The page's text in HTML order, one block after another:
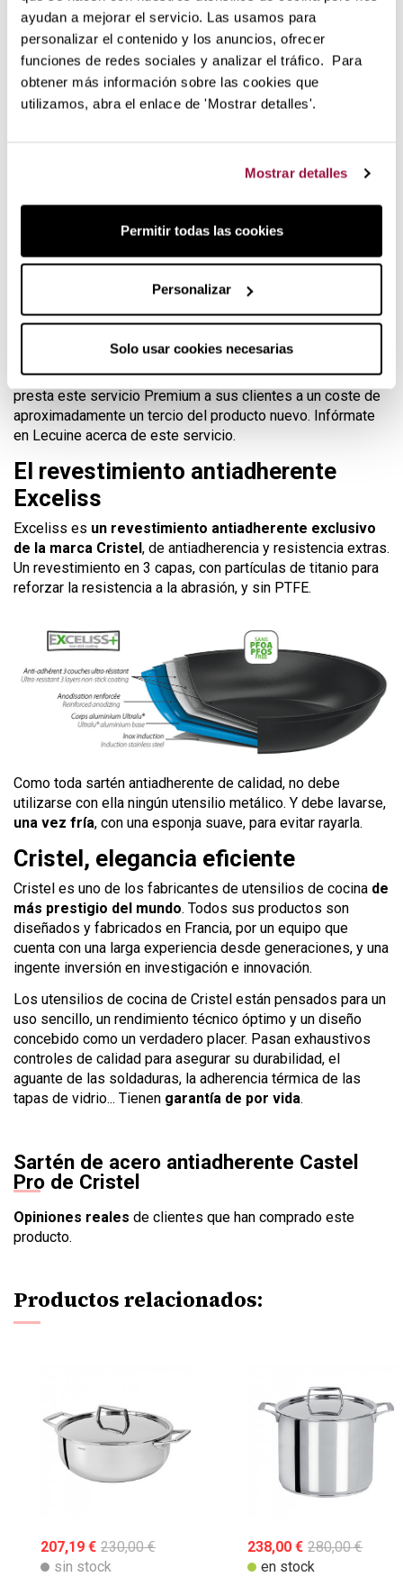
ayudan a mejorar el servicio. Las usamos para
personalizar el contenido y los anuncios, ofrecer
funciones de redes sociales y analizar el tráfico. Para
obtener más información sobre las cookies que
utilizamos, abra el enlace de 'Mostrar detalles'.
Mostrar detalles
Permitir todas las cookies
Personalizar
Solo usar cookies necesarias
disponibles en varias medidas:
Diámetro 20 cm., altura: 3,5 cm., diámetro base: 14,5
cm. y peso 0,87 kg.
Diámetro 24 cm., altura: 4 cm., diámetro base: 18,5 cm.
y peso 1,24 kg.
Diámetro 28 cm., altura: 4 cm., diámetro base: 22,5 cm.
y peso 2,6 kg.
El exclusivo servicio de re-
acondicionamiento
Los clientes de Cristel cuentan con todo el respaldo y
reacondicionar el antiadherente
de acero de la sartén por un golpe o mal uso, la marca
presta este servicio Premium a sus clientes a un coste de
aproximadamente un tercio del producto nuevo. Infórmate
en Lecuine acerca de este servicio.
El revestimiento antiadherente
Exceliss
Exceliss es un revestimiento antiadherente exclusivo
de la marca Cristel, de antiadherencia y resistencia extras.
Un revestimiento en 3 capas, con partículas de titanio para
reforzar la resistencia a la abrasión, y sin PTFE.
Como toda sartén antiadherente de calidad, no debe
utilizarse con ella ningún utensilio metálico. Y debe lavarse,
una vez fría, con una esponja suave, para evitar rayarla.
Cristel, elegancia eficiente
Cristel es uno de los fabricantes de utensilios de cocina de
más prestigio del mundo. Todos sus productos son
diseñados y fabricados en Francia, por un equipo que
cuenta con una larga experiencia desde generaciones, y una
ingente inversión en investigación e innovación.
Los utensilios de cocina de Cristel están pensados para un
uso sencillo, un rendimiento técnico óptimo y un diseño
concebido como un verdadero placer. Pasan exhaustivos
controles de calidad para asegurar su durabilidad, el
aguante de las soldaduras, la adherencia térmica de las
tapas de vidrio... Tienen garantía de por vida.
Sartén de acero antiadherente Castel
Pro de Cristel
Opiniones reales de clientes que han comprado este
producto.
Productos relacionados:
207,19 € 230,00 €
sin stock
238,00 € 280,00 €
en stock